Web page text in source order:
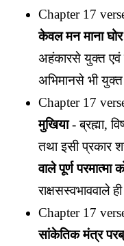
Chapter 17
केवल मन माना
अहंकारसे युक्त
अभिमानसे भी
Chapter 17
मुखिया- ब्रह्मा,
तथा इसी प्रकार
वाले पूर्ण
राक्षसस्वभाववाले
Chapter 17
सांकेतिक मंत्र